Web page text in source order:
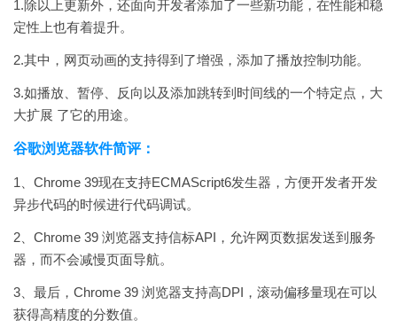
1.除以上更新外，还面向开发者添加了一些新功能，在性能和稳
定性上也有着提升。
2.其中，网页动画的支持得到了增强，添加了播放控制功能。
3.如播放、暂停、反向以及添加跳转到时间线的一个特定点，大
大扩展 了它的用途。
谷歌浏览器软件简评：
1、Chrome 39现在支持ECMAScript6发生器，方便开发者开发
异步代码的时候进行代码调试。
2、Chrome 39 浏览器支持信标API，允许网页数据发送到服务
器，而不会减慢页面导航。
3、最后，Chrome 39 浏览器支持高DPI，滚动偏移量现在可以
获得高精度的分数值。